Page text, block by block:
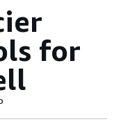
for